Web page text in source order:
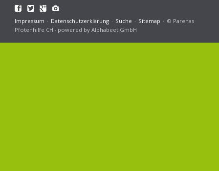
Facebook
TwitterGoogle+
Navigation
überspringen
Impressum Datenschutzerklärung Suche Sitemap
© Parenas
Pfotenhilfe CH ∙ powered by Alphabeet GmbH